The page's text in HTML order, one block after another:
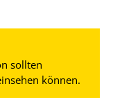
sollten
können.